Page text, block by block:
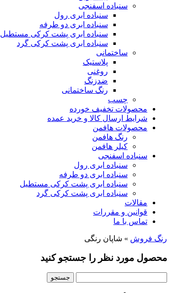
سنباده اسفنجی
سنباده ابری رول
سنباده ابری دو طرفه
سنباده ابری پشت کرکی مستطیل
سنباده ابری پشت کرکی گرد
ساختمانی
پلاستیک
روغنی
ضدزنگ
رنگ ساختمانی
چسب
محصولات تخفیف خورده
شرایط ارسال کالا و خرید عمده
محصولات هافمن
رنگ هافمن
کیلر هافمن
سنباده اسفنجی
سنباده ابری رول
سنباده ابری دو طرفه
سنباده ابری پشت کرکی مستطیل
سنباده ابری پشت کرکی گرد
مقالات
قوانین و مقررات
تماس با ما
رنگ فروش » شاپان رنگی
محصول مورد نظر را جستجو کنید